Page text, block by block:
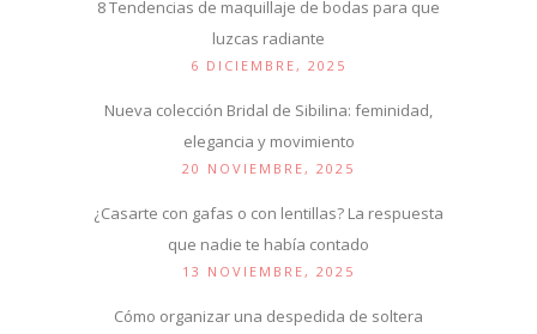
8 Tendencias de maquillaje de bodas para que
luzcas radiante
6 DICIEMBRE, 2025
Nueva colección Bridal de Sibilina: feminidad,
elegancia y movimiento
20 NOVIEMBRE, 2025
¿Casarte con gafas o con lentillas? La respuesta
que nadie te había contado
13 NOVIEMBRE, 2025
Cómo organizar una despedida de soltera